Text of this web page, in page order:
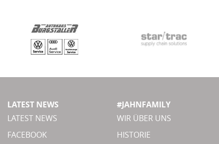
LATEST NEWS
LATEST NEWS
FACEBOOK
#JAHNFAMILY
WIR ÜBER UNS
HISTORIE